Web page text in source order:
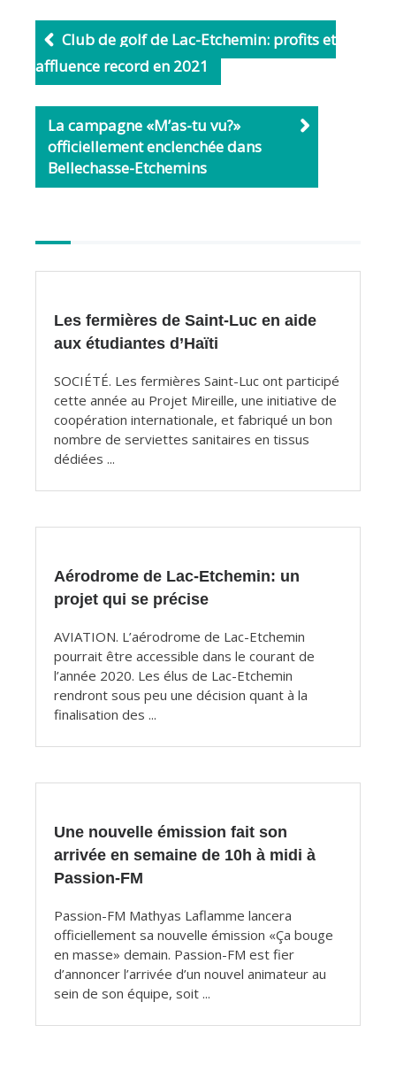
b
o
o
k
l
Club de golf de Lac-Etchemin: profits et
affluence record en 2021
La campagne «M’as-tu vu?»
officiellement enclenchée dans
Bellechasse-Etchemins
articles
Les fermières de Saint-Luc en aide
aux étudiantes d’Haïti
SOCIÉTÉ. Les fermières Saint-Luc ont participé
cette année au Projet Mireille, une initiative de
coopération internationale, et fabriqué un bon
nombre de serviettes sanitaires en tissus
dédiées ...
Aérodrome de Lac-Etchemin: un
projet qui se précise
AVIATION. L’aérodrome de Lac-Etchemin
pourrait être accessible dans le courant de
l’année 2020. Les élus de Lac-Etchemin
rendront sous peu une décision quant à la
finalisation des ...
Une nouvelle émission fait son
arrivée en semaine de 10h à midi à
Passion-FM
Passion-FM Mathyas Laflamme lancera
officiellement sa nouvelle émission «Ça bouge
en masse» demain. Passion-FM est fier
d’annoncer l’arrivée d’un nouvel animateur au
sein de son équipe, soit ...